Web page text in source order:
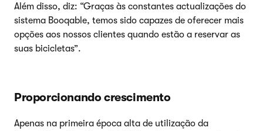
Além disso, diz: “Graças às constantes actualizações do
sistema Booqable, temos sido capazes de oferecer mais
opções aos nossos clientes quando estão a reservar as
suas bicicletas”.
Proporcionando crescimento
Apenas na primeira época alta de utilização da